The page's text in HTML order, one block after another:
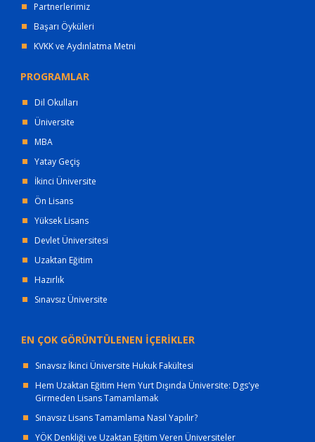
Partnerlerimiz
Başarı Öyküleri
KVKK ve Aydınlatma Metni
PROGRAMLAR
Dil Okulları
Üniversite
MBA
Yatay Geçiş
İkinci Üniversite
Ön Lisans
Yüksek Lisans
Devlet Üniversitesi
Uzaktan Eğitim
Hazırlık
Sınavsız Üniversite
EN ÇOK GÖRÜNTÜLENEN İÇERİKLER
Sınavsız İkinci Üniversite Hukuk Fakültesi
Hem Uzaktan Eğitim Hem Yurt Dışında Üniversite: Dgs'ye
Girmeden Lisans Tamamlamak
Sınavsız Lisans Tamamlama Nasıl Yapılır?
YÖK Denkliği ve Uzaktan Eğitim Veren Üniversiteler